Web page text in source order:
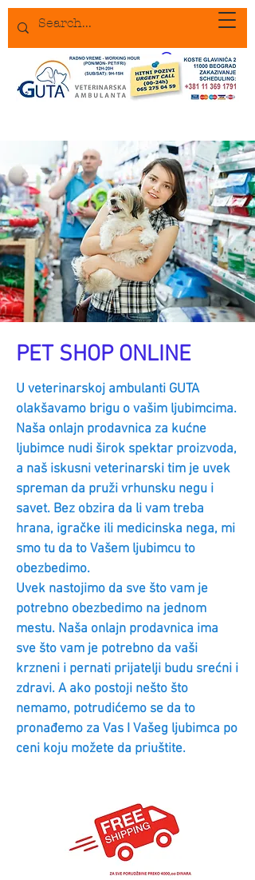
PET SHOP ONLINE
U veterinarskoj ambulanti GUTA
olakšavamo brigu o vašim ljubimcima.
Naša onlajn prodavnica za kućne
ljubimce nudi širok spektar proizvoda,
a naš iskusni veterinarski tim je uvek
spreman da pruži vrhunsku negu i
savet. Bez obzira da li vam treba
hrana, igračke ili medicinska nega, mi
smo tu da to Vašem ljubimcu to
obezbedimo.
Uvek nastojimo da sve što vam je
potrebno obezbedimo na jednom
mestu. Naša onlajn prodavnica ima
sve što vam je potrebno da vaši
krzneni i pernati prijatelji budu srećni i
zdravi. A ako postoji nešto što
nemamo, potrudićemo se da to
pronađemo za Vas I Vašeg ljubimca po
ceni koju možete da priuštite.